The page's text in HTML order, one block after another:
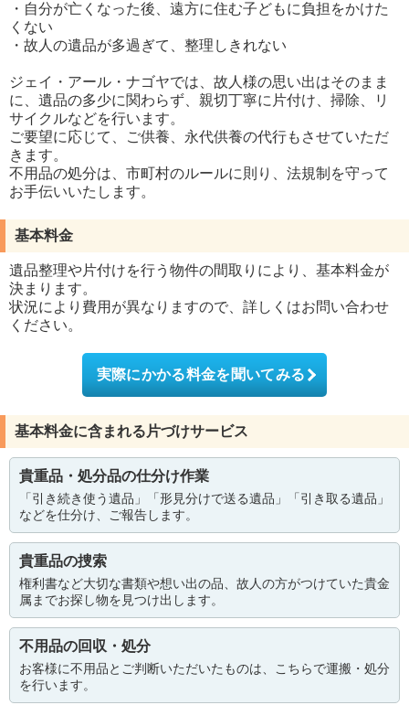
・自分が亡くなった後、遠方に住む子どもに負担をかけた
くない
・故人の遺品が多過ぎて、整理しきれない
ジェイ・アール・ナゴヤでは、故人様の思い出はそのまま
に、遺品の多少に関わらず、親切丁寧に片付け、掃除、リ
サイクルなどを行います。
ご要望に応じて、ご供養、永代供養の代行もさせていただ
きます。
不用品の処分は、市町村のルールに則り、法規制を守って
お手伝いいたします。
基本料金
遺品整理や片付けを行う物件の間取りにより、基本料金が
決まります。
状況により費用が異なりますので、詳しくはお問い合わせ
ください。
実際にかかる料金を聞いてみる
基本料金に含まれる片づけサービス
貴重品・処分品の仕分け作業
「引き続き使う遺品」「形見分けで送る遺品」「引き取る遺品」
などを仕分け、ご報告します。
貴重品の捜索
権利書など大切な書類や想い出の品、故人の方がつけていた貴金
属までお探し物を見つけ出します。
不用品の回収・処分
お客様に不用品とご判断いただいたものは、こちらで運搬・処分
を行います。